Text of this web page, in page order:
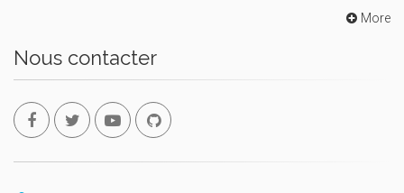
More
Nous contacter